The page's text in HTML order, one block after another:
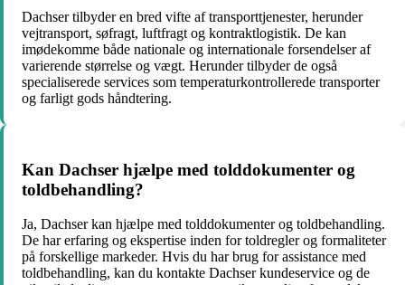
Dachser tilbyder en bred vifte af transporttjenester, herunder
vejtransport, søfragt, luftfragt og kontraktlogistik. De kan
imødekomme både nationale og internationale forsendelser af
varierende størrelse og vægt. Herunder tilbyder de også
specialiserede services som temperaturkontrollerede transporter
og farligt gods håndtering.
Kan Dachser hjælpe med tolddokumenter og
toldbehandling?
Ja, Dachser kan hjælpe med tolddokumenter og toldbehandling.
De har erfaring og ekspertise inden for toldregler og formaliteter
på forskellige markeder. Hvis du har brug for assistance med
toldbehandling, kan du kontakte Dachser kundeservice og de